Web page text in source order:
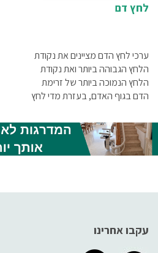
לחץ דם
ערכי לחץ הדם מציינים את נקודת
הלחץ הגבוהה ביותר ואת נקודת
הלחץ הנמוכה ביותר של זרימת
הדם בגוף האדם, בעזרת מדי לחץ
עקבו אחרינו